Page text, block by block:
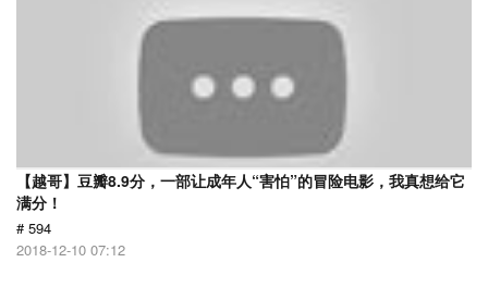
【越哥】豆瓣8.9分，一部让成年人“害怕”的冒险电影，我真想给它
满分！
# 594
2018-12-10 07:12